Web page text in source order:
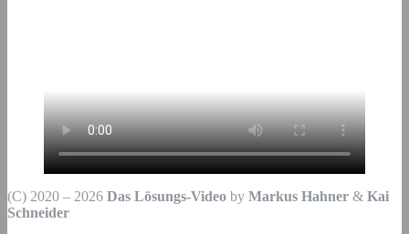
(C) 2020 – 2026 Das Lösungs-Video by Markus Hahner & Kai
Schneider